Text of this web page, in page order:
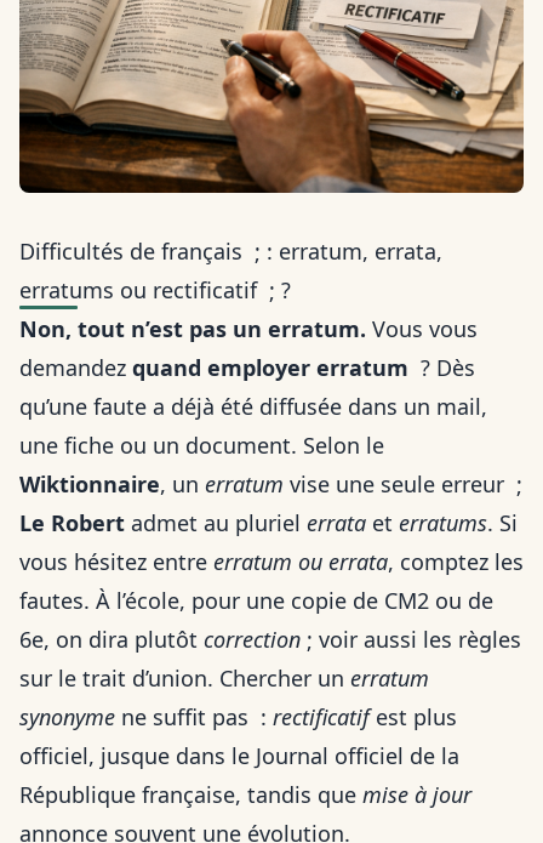
Difficultés de français ; : erratum, errata,
erratums ou rectificatif ; ?
Non, tout n’est pas un erratum. Vous vous
demandez quand employer erratum ? Dès
qu’une faute a déjà été diffusée dans un mail,
une fiche ou un document. Selon le
Wiktionnaire, un erratum vise une seule erreur ;
Le Robert admet au pluriel errata et erratums. Si
vous hésitez entre erratum ou errata, comptez les
fautes. À l’école, pour une copie de CM2 ou de
6e, on dira plutôt correction ; voir aussi les règles
sur le trait d’union. Chercher un erratum
synonyme ne suffit pas : rectificatifest plus
officiel, jusque dans le Journal officiel de la
République française, tandis que mise à jour
annonce souvent une évolution.